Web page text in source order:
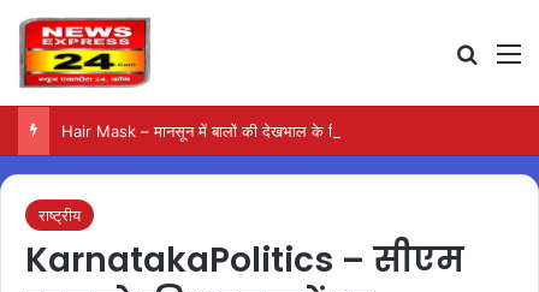
Hair Mask – मानसून में बालों की देखभाल के लिए आजमाएं अंडे का मास्क
राष्ट्रीय
KarnatakaPolitics – सीएम